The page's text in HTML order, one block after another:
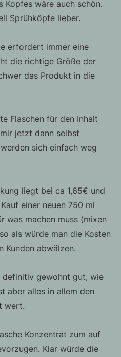
Kopfes wäre auch schön.
Sprühköpfe lieber.
erfordert immer eine
die richtige Größe der
das Produkt in die
Flaschen für den Inhalt
jetzt dann selbst
sich einfach weg
liegt bei ca 1,65€ und
einer neuen 750 ml
was machen muss (mixen
als würde man die Kosten
Kunden abwälzen.
definitiv gewohnt gut, wie
aber alles in allem den
wert.
Konzentrat zum auf
Klar würde die